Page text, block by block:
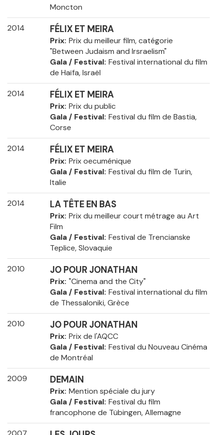
Moncton
2014 FÉLIX ET MEIRA
Prix Prix du meilleur film, catégorie
"Between Judaism and Irsraelism"
Gala / Festival Festival international du film
de Haïfa, Israël
2014 FÉLIX ET MEIRA
Prix Prix du public
Gala / Festival Festival du film de Bastia,
Corse
2014 FÉLIX ET MEIRA
Prix Prix oecuménique
Gala / Festival Festival du film de Turin,
Italie
2014 LA TÊTE EN BAS
Prix Prix du meilleur court métrage au Art
Film
Gala / Festival Festival de Trencianske
Teplice, Slovaquie
2010 JO POUR JONATHAN
Prix "Cinema and the City"
Gala / Festival Festival international du film
de Thessaloniki, Grèce
2010 JO POUR JONATHAN
Prix Prix de l'AQCC
Gala / Festival Festival du Nouveau Cinéma
de Montréal
2009 DEMAIN
Prix Mention spéciale du jury
Gala / Festival Festival du film
francophone de Tübingen, Allemagne